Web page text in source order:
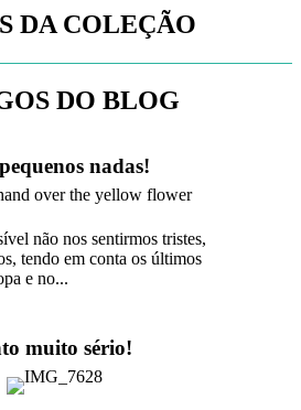
DA COLEÇÃO
DO BLOG
nadas!
não nos sentirmos tristes,
tendo em conta os últimos
e no...
muito sério!